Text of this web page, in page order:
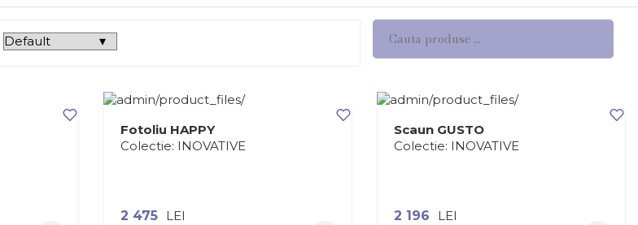
Fotoliu HAPPY
Colectie: INOVATIVE
2 475 LEI
Scaun GUSTO
Colectie: INOVATIVE
2 196 LEI